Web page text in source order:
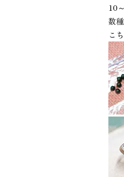
10
数
こ